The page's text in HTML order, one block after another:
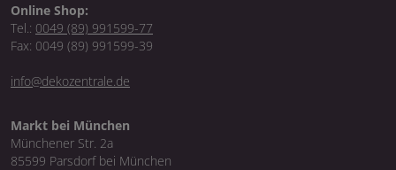
Online Shop:
Tel.: 0049 (89) 991599-77
Fax: 0049 (89) 991599-39
info@dekozentrale.de
Markt bei München
Münchener Str. 2a
85599 Parsdorf bei München